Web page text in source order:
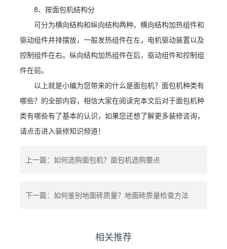
8、按面包机结构分
可分为横向结构和纵向结构两种。横向结构加热组件和
驱动组件并排摆放，一般发热组件在左，电机驱动装置以及
控制组件在右。纵向结构加热组件在后，驱动组件和控制组
件在前。
以上就是小编为您带来的什么是面包机？面包机种类有
哪些？的全部内容，相信大家在阅读完本文后对于面包机种
类有哪些有了基本的认识，如果您还想了解更多装修咨询，
请点击进入装修知识频道！
上一篇：如何选购面包机？面包机选购要点
下一篇：如何鉴别地面砖质量？地面砖质量检查方法
相关推荐